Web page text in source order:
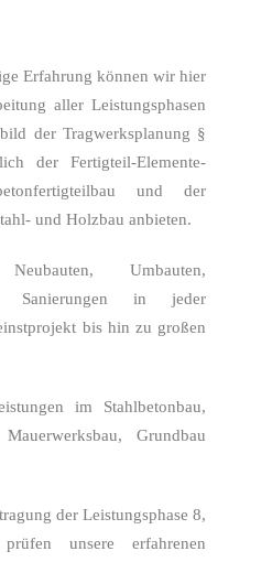
Erfahrung können wir hier
aller Leistungsphasen
der Tragwerksplanung §
der Fertigteil-Elemente-
und der
und Holzbau anbieten.
Umbauten,
Sanierungen in jeder
bis hin zu großen
im Stahlbetonbau,
Grundbau
der Leistungsphase 8,
prüfen unsere erfahrenen